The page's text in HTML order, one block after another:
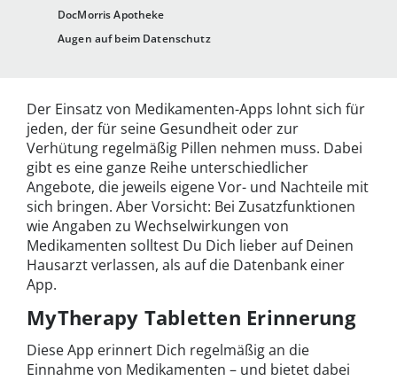
DocMorris Apotheke
Augen auf beim Datenschutz
Der Einsatz von Medikamenten-Apps lohnt sich für
jeden, der für seine Gesundheit oder zur
Verhütung regelmäßig Pillen nehmen muss. Dabei
gibt es eine ganze Reihe unterschiedlicher
Angebote, die jeweils eigene Vor- und Nachteile mit
sich bringen. Aber Vorsicht: Bei Zusatzfunktionen
wie Angaben zu Wechselwirkungen von
Medikamenten solltest Du Dich lieber auf Deinen
Hausarzt verlassen, als auf die Datenbank einer
App.
MyTherapy Tabletten Erinnerung
Diese App erinnert Dich regelmäßig an die
Einnahme von Medikamenten – und bietet dabei